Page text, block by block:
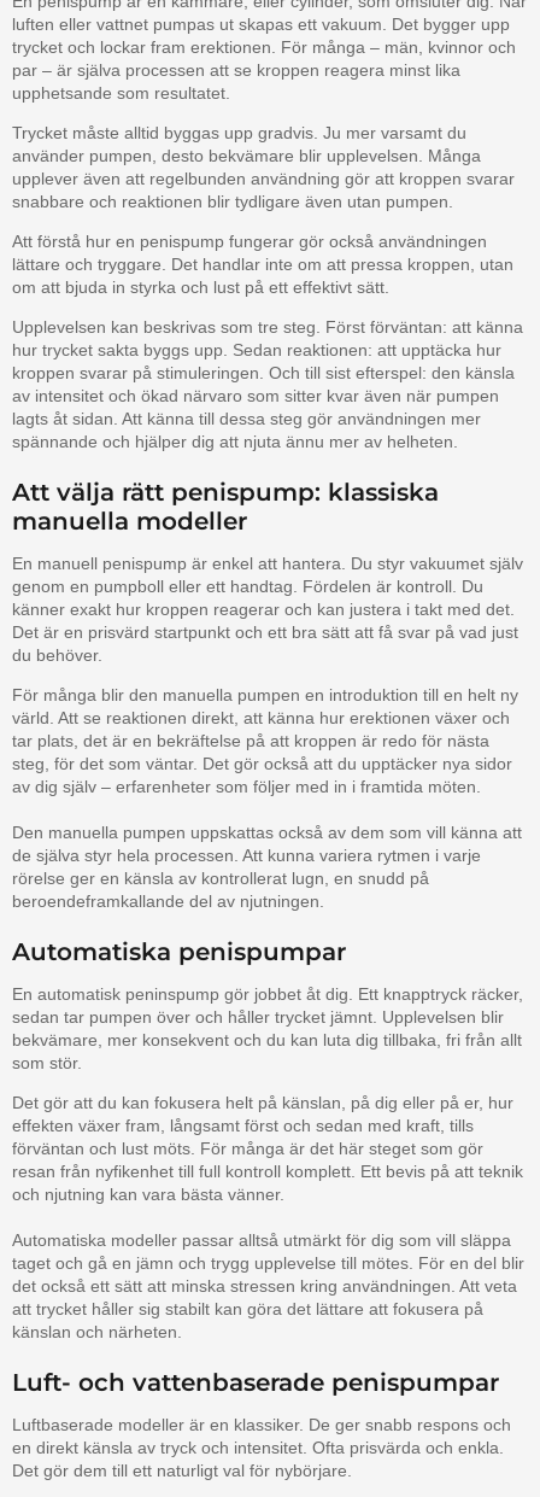
luften eller vattnet pumpas ut skapas ett vakuum. Det bygger upp
trycket och lockar fram erektionen. För många – män, kvinnor och
par – är själva processen att se kroppen reagera minst lika
upphetsande som resultatet.
Trycket måste alltid byggas upp gradvis. Ju mer varsamt du
använder pumpen, desto bekvämare blir upplevelsen. Många
upplever även att regelbunden användning gör att kroppen svarar
snabbare och reaktionen blir tydligare även utan pumpen.
Att förstå hur en penispump fungerar gör också användningen
lättare och tryggare. Det handlar inte om att pressa kroppen, utan
om att bjuda in styrka och lust på ett effektivt sätt.
Upplevelsen kan beskrivas som tre steg. Först förväntan: att känna
hur trycket sakta byggs upp. Sedan reaktionen: att upptäcka hur
kroppen svarar på stimuleringen. Och till sist efterspel: den känsla
av intensitet och ökad närvaro som sitter kvar även när pumpen
lagts åt sidan. Att känna till dessa steg gör användningen mer
spännande och hjälper dig att njuta ännu mer av helheten.
Att välja rätt penispump: klassiska
manuella modeller
En manuell penispump är enkel att hantera. Du styr vakuumet själv
genom en pumpboll eller ett handtag. Fördelen är kontroll. Du
känner exakt hur kroppen reagerar och kan justera i takt med det.
Det är en prisvärd startpunkt och ett bra sätt att få svar på vad just
du behöver.
För många blir den manuella pumpen en introduktion till en helt ny
värld. Att se reaktionen direkt, att känna hur erektionen växer och
tar plats, det är en bekräftelse på att kroppen är redo för nästa
steg, för det som väntar. Det gör också att du upptäcker nya sidor
av dig själv – erfarenheter som följer med in i framtida möten.
Den manuella pumpen uppskattas också av dem som vill känna att
de själva styr hela processen. Att kunna variera rytmen i varje
rörelse ger en känsla av kontrollerat lugn, en snudd på
beroendeframkallande del av njutningen.
Automatiska penispumpar
En automatisk peninspump gör jobbet åt dig. Ett knapptryck räcker,
sedan tar pumpen över och håller trycket jämnt. Upplevelsen blir
bekvämare, mer konsekvent och du kan luta dig tillbaka, fri från allt
som stör.
Det gör att du kan fokusera helt på känslan, på dig eller på er, hur
effekten växer fram, långsamt först och sedan med kraft, tills
förväntan och lust möts. För många är det här steget som gör
resan från nyfikenhet till full kontroll komplett. Ett bevis på att teknik
och njutning kan vara bästa vänner.
Automatiska modeller passar alltså utmärkt för dig som vill släppa
taget och gå en jämn och trygg upplevelse till mötes. För en del blir
det också ett sätt att minska stressen kring användningen. Att veta
att trycket håller sig stabilt kan göra det lättare att fokusera på
känslan och närheten.
Luft- och vattenbaserade penispumpar
Luftbaserade modeller är en klassiker. De ger snabb respons och
en direkt känsla av tryck och intensitet. Ofta prisvärda och enkla.
Det gör dem till ett naturligt val för nybörjare.